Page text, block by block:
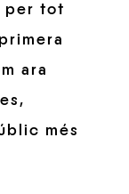
per tot
ara
més